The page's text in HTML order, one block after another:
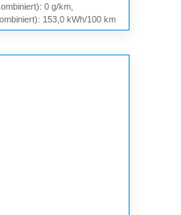
0 g/km,
153,0 kWh/100 km